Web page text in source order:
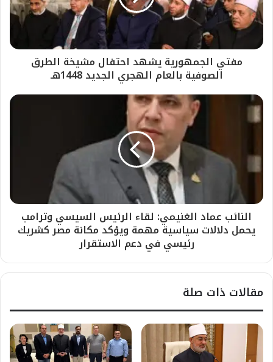
مفتي الجمهورية يشهد احتفال مشيخة الطرق
الصوفية بالعام الهجري الجديد 1448هـ
النائب عماد الغنيمي: لقاء الرئيس السيسي وترامب
يحمل دلالات سياسية مهمة ويؤكد مكانة مصر كشريك
رئيسي في دعم الاستقرار
مقالات ذات صلة